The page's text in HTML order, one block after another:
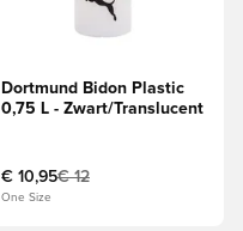
Dortmund Bidon Plastic
0,75 L - Zwart/Translucent
€ 10,95€ 12
One Size